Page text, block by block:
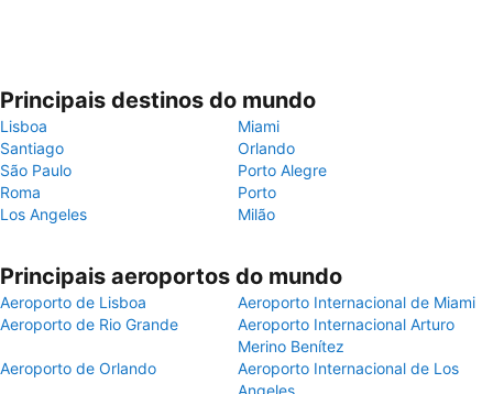
Principais destinos do mundo
Lisboa
Miami
Santiago
Orlando
São Paulo
Porto Alegre
Roma
Porto
Los Angeles
Milão
Principais aeroportos do mundo
Aeroporto de Lisboa
Aeroporto Internacional de Miami
Aeroporto de Rio Grande
Aeroporto Internacional Arturo
Merino Benítez
Aeroporto de Orlando
Aeroporto Internacional de Los
Angeles